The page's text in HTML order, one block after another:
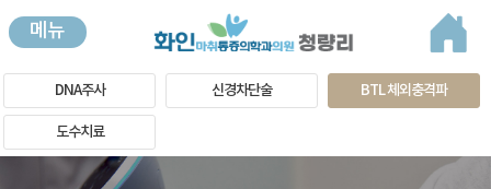
메뉴
DNA주사 신경차단술 BTL 체외충격파
도수치료